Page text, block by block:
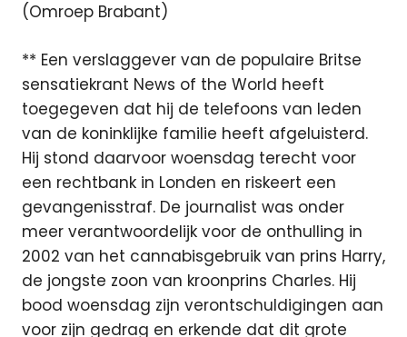
(Omroep Brabant)
** Een verslaggever van de populaire Britse
sensatiekrant News of the World heeft
toegegeven dat hij de telefoons van leden
van de koninklijke familie heeft afgeluisterd.
Hij stond daarvoor woensdag terecht voor
een rechtbank in Londen en riskeert een
gevangenisstraf. De journalist was onder
meer verantwoordelijk voor de onthulling in
2002 van het cannabisgebruik van prins Harry,
de jongste zoon van kroonprins Charles. Hij
bood woensdag zijn verontschuldigingen aan
voor zijn gedrag en erkende dat dit grote